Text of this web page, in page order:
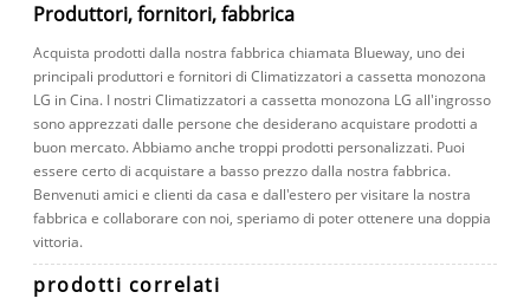
Produttori, fornitori, fabbrica
Acquista prodotti dalla nostra fabbrica chiamata Blueway, uno dei
principali produttori e fornitori di Climatizzatori a cassetta monozona
LG in Cina. I nostri Climatizzatori a cassetta monozona LG all'ingrosso
sono apprezzati dalle persone che desiderano acquistare prodotti a
buon mercato. Abbiamo anche troppi prodotti personalizzati. Puoi
essere certo di acquistare a basso prezzo dalla nostra fabbrica.
Benvenuti amici e clienti da casa e dall'estero per visitare la nostra
fabbrica e collaborare con noi, speriamo di poter ottenere una doppia
vittoria.
prodotti correlati